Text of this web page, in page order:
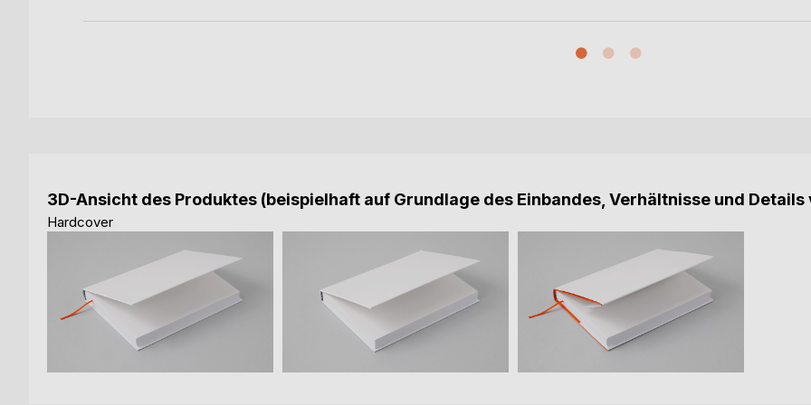
3D-Ansicht des Produktes (beispielhaft auf Grundlage des Einbandes, Verhältnisse und
Hardcover